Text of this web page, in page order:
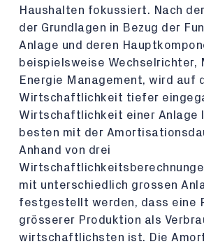
Haushalten fokussiert. Nach
der Grundlagen in Bezug der
Anlage und deren
beispielsweise Wechselrichter,
Energie Management, wird auf
Wirtschaftlichkeit tiefer
Wirtschaftlichkeit einer Anlage
besten mit der
Anhand von drei
mit unterschiedlich grossen
festgestellt werden, dass eine
grösserer Produktion als
wirtschaftlichsten ist. Die